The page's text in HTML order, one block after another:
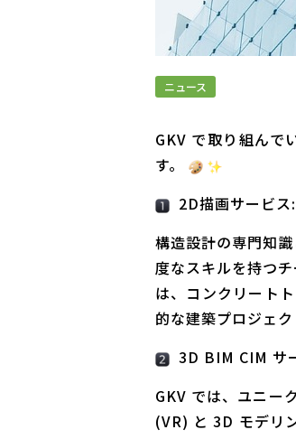
ニュース
GKV で取り組んで
す。
2D描画サービス:
構造設計の専門知
度なスキルを持つ
は、コンクリート
的な建築プロジェ
3D BIM CIM サ
GKV では、ユニー
(VR) と 3D モデリ